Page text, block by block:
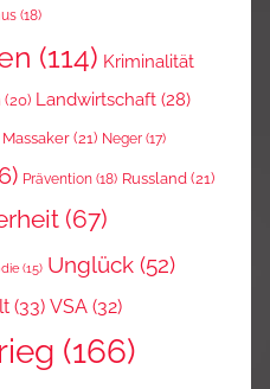
(18)
(114) Kriminalität
(20) Landwirtschaft (28)
Massaker (21) Neger (17)
Prävention (18) Russland (21)
(67)
(15) Unglück (52)
(33) VSA (32)
(166)